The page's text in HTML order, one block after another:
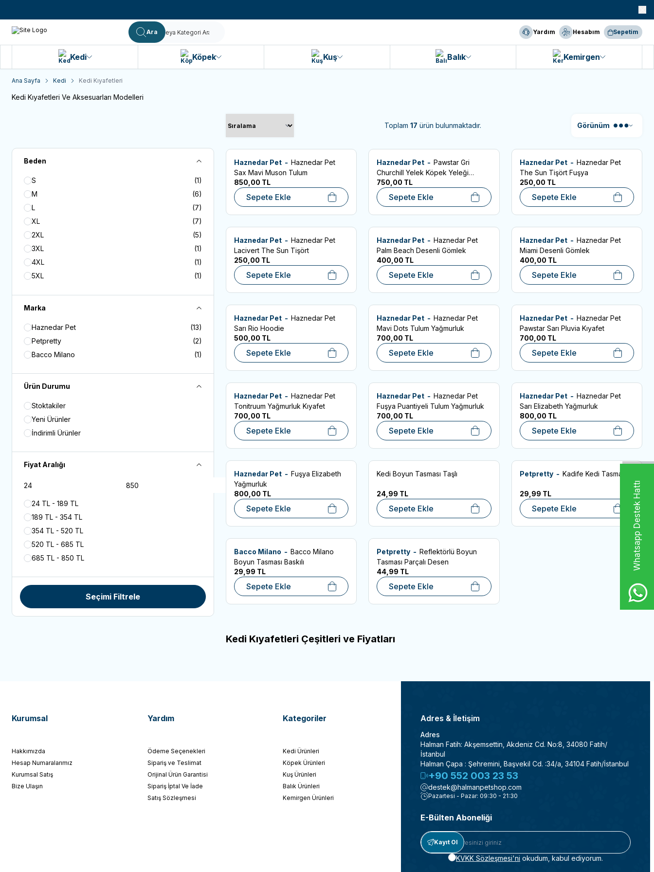
Whatsapp Destek Hattı
Ara Yardım Hesabım Sepetim
Kedi Köpek Kuş Balık Kemirgen
Ana Sayfa Kedi Kedi Kıyafetleri
Kedi Kıyafetleri Ve Aksesuarları Modelleri
Beden
S
(1)
M
(6)
L
(7)
XL
(7)
2XL
(5)
3XL
(1)
4XL
(1)
5XL
(1)
Marka
Haznedar Pet
(13)
Petpretty
(2)
Bacco Milano
(1)
Ürün Durumu
Stoktakiler
Yeni Ürünler
İndirimli Ürünler
Fiyat Aralığı
24 TL - 189 TL
189 TL - 354 TL
354 TL - 520 TL
520 TL - 685 TL
685 TL - 850 TL
Seçimi Filtrele
Toplam 17 ürün bulunmaktadır. Görünüm
Favorilere Ekle
Haznedar Pet - Haznedar Pet
Sax Mavi Muson Tulum
850,00 TL
Sepete Ekle
Favorilere Ekle
Haznedar Pet -Pawstar Gri
Churchill Yelek Köpek Yeleği
Köpek Kıyafeti
750,00 TL
Sepete Ekle
Favorilere Ekle
Haznedar Pet - Haznedar Pet
The Sun Tişört Fuşya
250,00 TL
Sepete Ekle
Favorilere Ekle
Haznedar Pet - Haznedar Pet
Lacivert The Sun Tişört
250,00 TL
Sepete Ekle
Favorilere Ekle
Haznedar Pet -Haznedar Pet
Palm Beach Desenli Gömlek
400,00 TL
Sepete Ekle
Favorilere Ekle
Haznedar Pet - Haznedar Pet
Miami Desenli Gömlek
400,00 TL
Sepete Ekle
Favorilere Ekle
Haznedar Pet - Haznedar Pet
Sarı Rio Hoodie
500,00 TL
Sepete Ekle
Favorilere Ekle
Haznedar Pet -Haznedar Pet
Mavi Dots Tulum Yağmurluk
700,00 TL
Sepete Ekle
Favorilere Ekle
Haznedar Pet - Haznedar Pet
Pawstar Sarı Pluvia Kıyafet
700,00 TL
Sepete Ekle
Favorilere Ekle
Haznedar Pet - Haznedar Pet
Tonitruum Yağmurluk Kıyafet
700,00 TL
Sepete Ekle
Favorilere Ekle
Haznedar Pet -Haznedar Pet
Fuşya Puantiyeli Tulum Yağmurluk
700,00 TL
Sepete Ekle
Favorilere Ekle
Haznedar Pet - Haznedar Pet
Sarı Elizabeth Yağmurluk
800,00 TL
Sepete Ekle
Favorilere Ekle
Haznedar Pet - Fuşya Elizabeth
Yağmurluk
800,00 TL
Sepete Ekle
Favorilere Ekle
Kedi Boyun Tasması Taşlı
24,99 TL
Sepete Ekle
Favorilere Ekle
Petpretty - Kadife Kedi Tasması
29,99 TL
Sepete Ekle
Favorilere Ekle
Bacco Milano - Bacco Milano
Boyun Tasması Baskılı
29,99 TL
Sepete Ekle
Favorilere Ekle
Petpretty -Reflektörlü Boyun
Tasması Parçalı Desen
44,99 TL
Sepete Ekle
Kedi Kıyafetleri Çeşitleri ve Fiyatları
Kurumsal
Hakkımızda
Hesap Numaralarımız
Kurumsal Satış
Bize Ulaşın
Yardım
Ödeme Seçenekleri
Sipariş ve Teslimat
Orijinal Ürün Garantisi
Sipariş İptal Ve İade
Satış Sözleşmesi
Kategoriler
Kedi Ürünleri
Köpek Ürünleri
Kuş Ürünleri
Balık Ürünleri
Kemirgen Ürünleri
Adres & İletişim
Adres
Halman Fatih: Akşemsettin, Akdeniz Cd. No:8, 34080 Fatih/
İstanbul
Halman Çapa : Şehremini, Başvekil Cd. :34/a, 34104 Fatih/İstanbul
+90 552 003 23 53
destek@halmanpetshop.com
Pazartesi - Pazar: 09:30 - 21:30
E-Bülten Aboneliği
Kayıt Ol
KVKK Sözleşmesi'ni okudum, kabul ediyorum.